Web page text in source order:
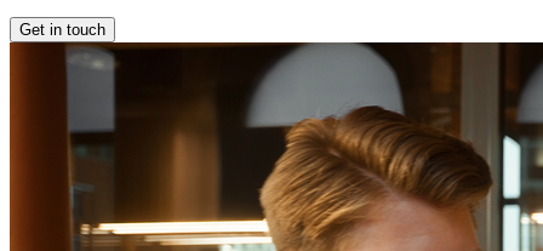
Get in touch